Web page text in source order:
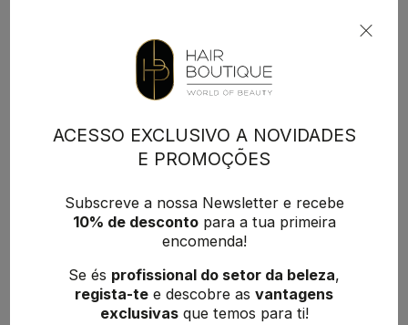
ACESSO EXCLUSIVO A NOVIDADES
E PROMOÇÕES
Subscreve a nossa Newsletter e recebe
10% de descontopara a tua primeira
encomenda!
Se és profissional do setor da beleza,
regista-te e descobre as vantagens
exclusivasque temos para ti!